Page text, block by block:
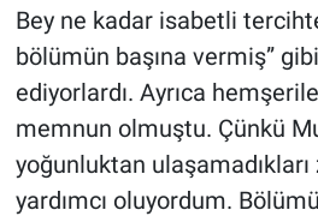
Bey ne kadar isabetli
bölümün başına vermiş”
ediyorlardı. Ayrıca
memnun olmuştu. Çünkü
yoğunluktan
yardımcı oluyordum.